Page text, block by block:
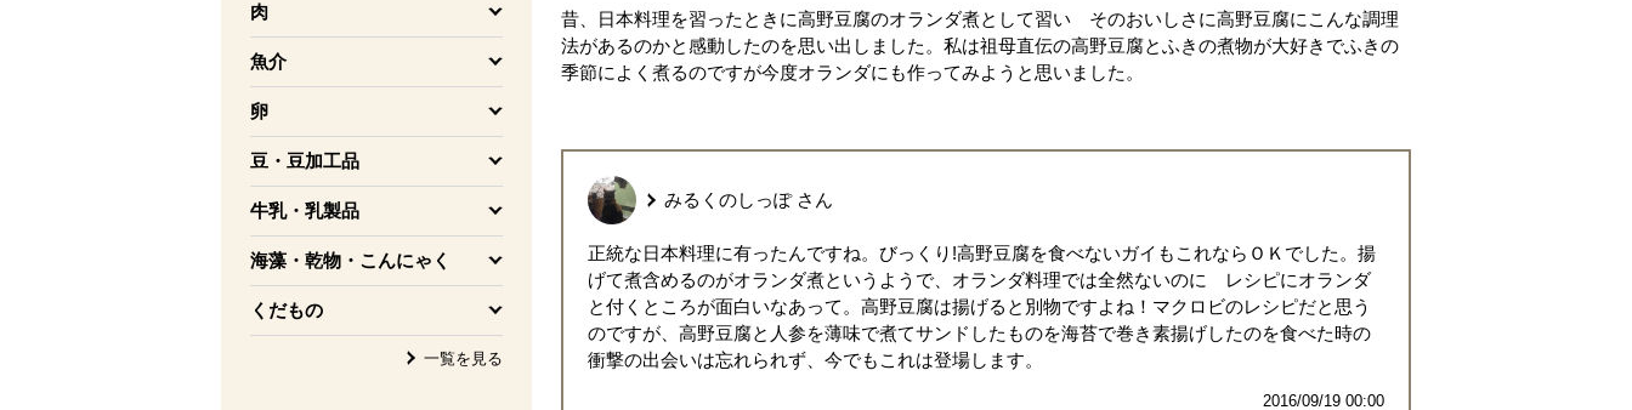
肉
を開く
魚介
を開く
卵
を開く
豆・豆加工品
を開く
牛乳・乳製品
を開く
海藻・乾物・こんにゃく
を開く
くだもの
を開く
一覧を見る
昔、日本料理を習ったときに高野豆腐のオランダ煮として習い そのおいしさに高野豆腐にこんな調理
法があるのかと感動したのを思い出しました。私は祖母直伝の高野豆腐とふきの煮物が大好きでふきの
季節によく煮るのですが今度オランダにも作ってみようと思いました。
みるくのしっぽさん
正統な日本料理に有ったんですね。びっくり!高野豆腐を食べないガイもこれならＯＫでした。揚
げて煮含めるのがオランダ煮というようで、オランダ料理では全然ないのに レシピにオランダ
と付くところが面白いなあって。高野豆腐は揚げると別物ですよね！マクロビのレシピだと思う
のですが、高野豆腐と人参を薄味で煮てサンドしたものを海苔で巻き素揚げしたのを食べた時の
衝撃の出会いは忘れられず、今でもこれは登場します。
2016/09/19 00:00